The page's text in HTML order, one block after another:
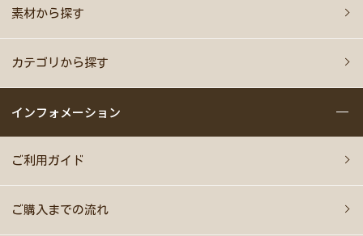
素材から探す
カテゴリから探す
インフォメーション
ご利用ガイド
ご購入までの流れ